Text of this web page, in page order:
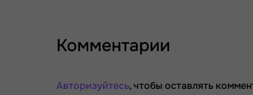
Комментарии
Авторизуйтесь, чтобы оставлять